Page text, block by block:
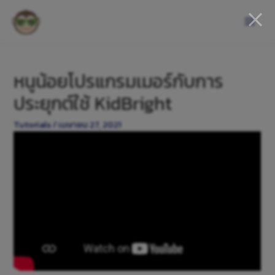
หนูน้อยโปรแกรมเมอร์กับการ
ประยุกต์ใช้ KidBright
Tutorials/เมษายน 27, 2021